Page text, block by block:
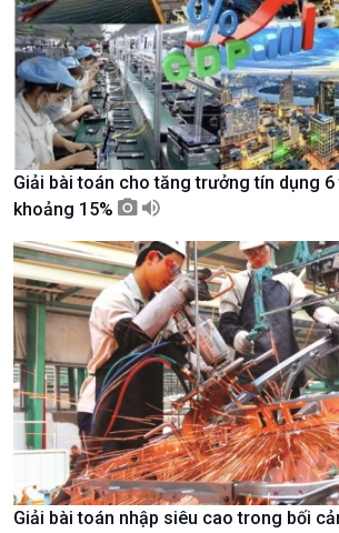
Xã hội
Tin Đời sống & Xã hội
360 độ Sức khỏe
Chuyển đổi Xanh
Tài nguyên và Môi trường
Chuyên gia của bạn
Xã hội chuyển động
Bước chân đến trường
Khoa
Tin
Kết nối
Sống
khí hậu
Giải bài toán cho tăng trưởng tín dụng
khoảng 15%
Giải bài toán nhập siêu cao trong bối